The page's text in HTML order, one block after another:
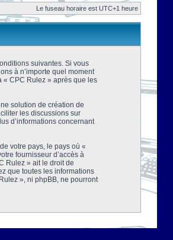
Le fuseau horaire est UTC+1 heure
suivantes. Si vous
à n’importe quel moment
« CPC Rulez » après que les
solution de création de
les discussions sur
d’informations concernant
votre pays, le pays où «
fournisseur d’accès à
Rulez » ait le droit de
que toutes les informations
», ni phpBB, ne pourront